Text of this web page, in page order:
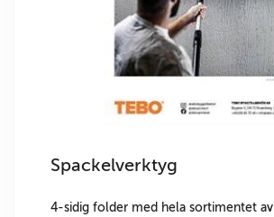
Spackelverktyg
4-sidig folder med hela sortimentet av